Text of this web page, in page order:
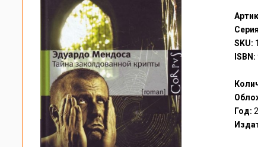
SKU:
ISBN:
Год: